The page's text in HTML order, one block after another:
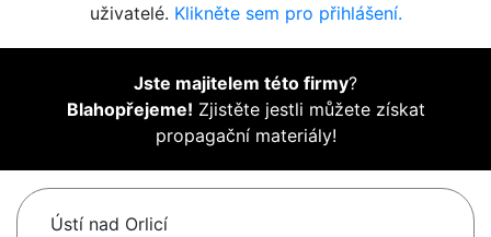
uživatelé. Klikněte sem pro přihlášení.
Jste majitelem této firmy?
Blahopřejeme! Zjistěte jestli můžete získat
propagační materiály!
Ústí nad Orlicí